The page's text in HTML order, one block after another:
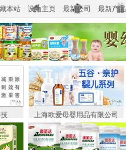
本站 设为主页 最新公司 最新产品
上海欧爱母婴用品有限公司